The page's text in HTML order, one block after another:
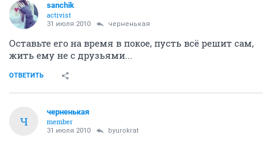
sanchik
activist
31 июля 2010 черненькая
Оставьте его на время в покое, пусть всё решит сам,
жить ему не с друзьями...
ОТВЕТИТЬ
Ч
черненькая
member
31 июля 2010 byurokrat